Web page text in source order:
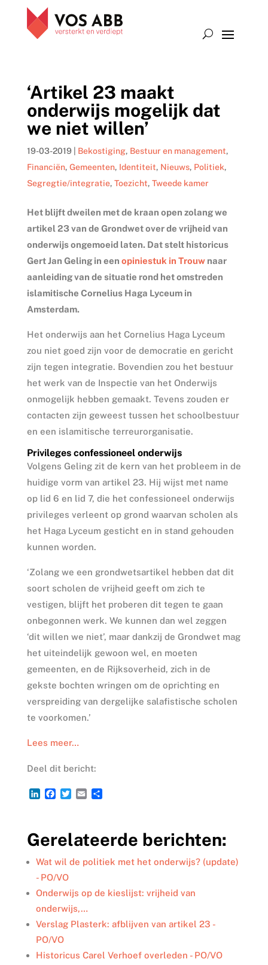
‘Artikel 23 maakt
onderwijs mogelijk dat
we niet willen’
19-03-2019| Bekostiging, Bestuur en management,
Financiën, Gemeenten, Identiteit, Nieuws, Politiek,
Segregtie/integratie, Toezicht, Tweede kamer
Het blijft dweilen met de kraan open zolang we
artikel 23 van de Grondwet over de vrijheid van
onderwijs ongemoeid laten. Dat stelt historicus
Gert Jan Geling in een opiniestuk in Trouwnaar
aanleiding van de situatie rond het omstreden
islamitische Cornelius Haga Lyceum in
Amsterdam.
Het onderwijs aan het Cornelius Haga Lyceum
zou niet goed zijn voor de democratie en gericht
zijn tegen integratie. Bovendien zou het bestuur
het werk van de Inspectie van het Onderwijs
onmogelijk hebben gemaakt. Tevens zouden er
contacten zijn geweest tussen het schoolbestuur
en een islamitische terreurorganisatie.
Privileges confessioneel onderwijs
Volgens Geling zit de kern van het probleem in de
huidige vorm van artikel 23. Hij wijst met name
op lid 6 en lid 7, die het confessioneel onderwijs
privileges verleent op grond waarvan scholen als
het Haga Lyceum gesticht en in stand gehouden
kunnen worden.
‘Zolang we een grondwetsartikel hebben dat dit
soort scholen de vrijheid geeft om zich te
vestigen, blijft het proberen dit tegen te gaan
onbegonnen werk. We kunnen dan wel zeggen
‘dit willen we niet’, maar dankzij de Grondwet mag
het uiteindelijk gewoon wel, en moeten
gemeenten, en de Rijksoverheid, zich in de
gekste bochten wringen om de oprichting en
verspreiding van dergelijke salafistische scholen
te voorkomen.’
Lees meer…
Deel dit bericht:
L
e
d
I
n
F
b
o
o
k
T
t
e
r
E
l
D
n
Gerelateerde berichten:
Wat wil de politiek met het onderwijs? (update)
- PO/VO
Onderwijs op de kieslijst: vrijheid van
onderwijs,…
Verslag Plasterk: afblijven van artikel 23 -
PO/VO
Historicus Carel Verhoef overleden - PO/VO